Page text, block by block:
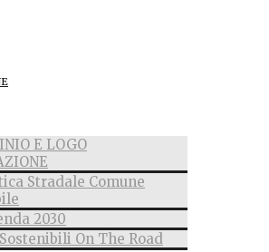
E LOGO
Stradale Comune
2030
On The Road